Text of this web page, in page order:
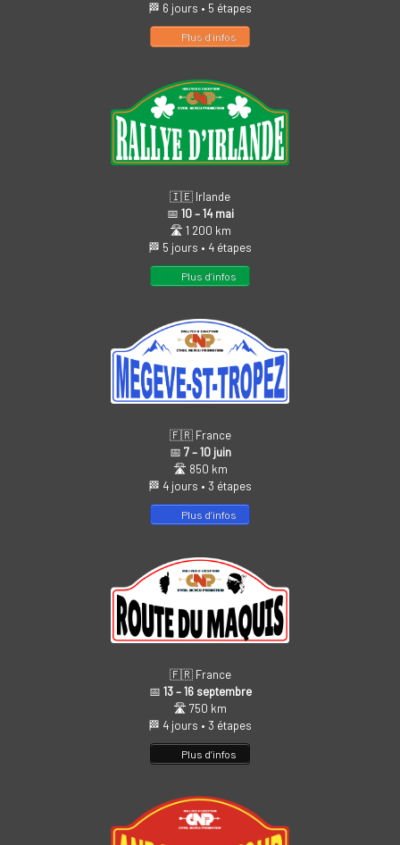
🏁 6 jours • 5 étapes
Plus d’infos
🇮🇪 Irlande
📅 10 – 14 mai
🛣️ 1 200 km
🏁 5 jours • 4 étapes
Plus d’infos
🇫🇷 France
📅 7 – 10 juin
🛣️ 850 km
🏁 4 jours • 3 étapes
Plus d’infos
🇫🇷 France
📅 13 – 16 septembre
🛣️ 750 km
🏁 4 jours • 3 étapes
Plus d’infos